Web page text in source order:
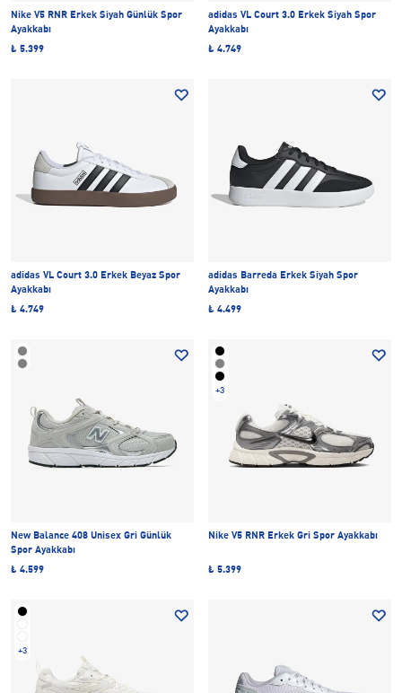
Nike V5 RNR Erkek Siyah Günlük Spor
Ayakkabı
₺ 5.399
adidas VL Court 3.0 Erkek Siyah Spor
Ayakkabı
₺ 4.749
adidas VL Court 3.0 Erkek Beyaz Spor
Ayakkabı
₺ 4.749
adidas Barreda Erkek Siyah Spor
Ayakkabı
₺ 4.499
New Balance 408 Unisex Gri Günlük
Spor Ayakkabı
₺ 4.599
+3
Nike V5 RNR Erkek Gri Spor Ayakkabı
₺ 5.399
+3